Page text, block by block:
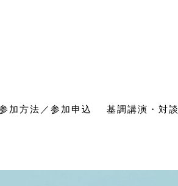
加方法／参加申込 基調講演・対談